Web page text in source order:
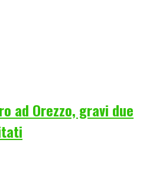
ad Orezzo, gravi due